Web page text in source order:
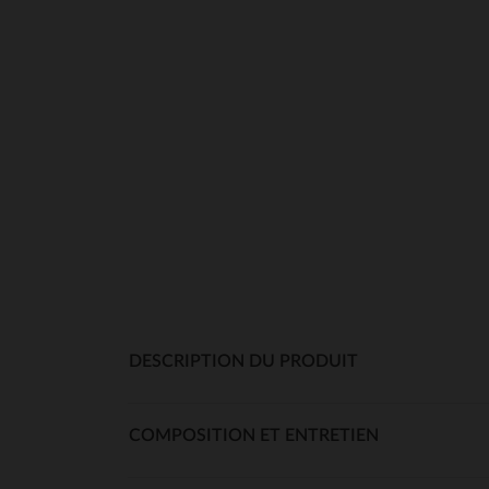
DESCRIPTION DU PRODUIT
COMPOSITION ET ENTRETIEN